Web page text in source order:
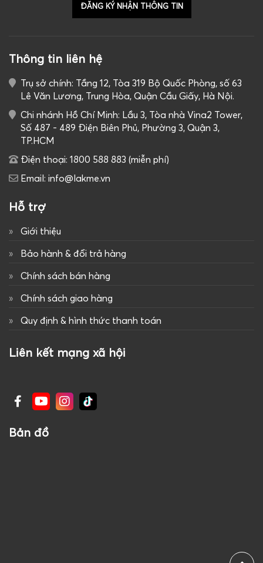
Thông tin liên hệ
Trụ sở chính: Tầng 12, Tòa 319 Bộ Quốc Phòng, số 63
Lê Văn Lương, Trung Hòa, Quận Cầu Giấy, Hà Nội.
Chi nhánh Hồ Chí Minh: Lầu 3, Tòa nhà Vina2 Tower,
Số 487 - 489 Điện Biên Phủ, Phường 3, Quận 3,
TP.HCM
Điện thoại: 1800 588 883 (miễn phí)
Email: info@lakme.vn
Hỗ trợ
Giới thiệu
Bảo hành & đổi trả hàng
Chính sách bán hàng
Chính sách giao hàng
Quy định & hình thức thanh toán
Liên kết mạng xã hội
Bản đồ